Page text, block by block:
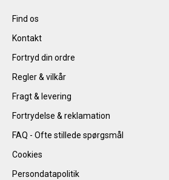
Find os
Kontakt
Fortryd din ordre
Regler & vilkår
Fragt & levering
Fortrydelse & reklamation
FAQ - Ofte stillede spørgsmål
Cookies
Persondatapolitik